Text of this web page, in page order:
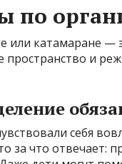
по
или катамаране —
пространство и
себя
за что отвечает: